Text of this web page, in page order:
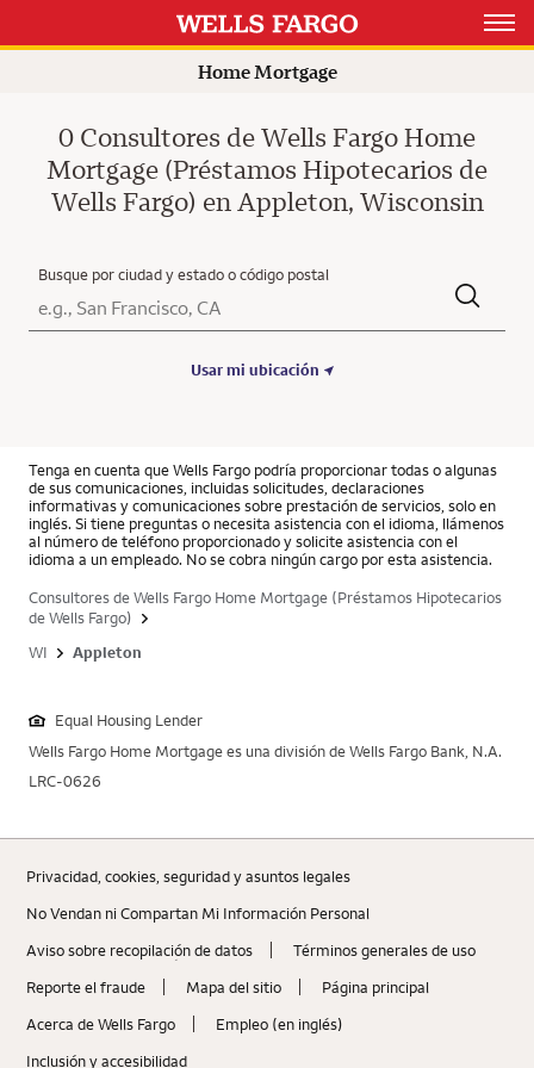
Open
Home Mortgage
0 Consultores de Wells Fargo Home
Mortgage (Préstamos Hipotecarios de
Wells Fargo) en Appleton, Wisconsin
Busque por ciudad y estado o código postal
Ciudad, Estado/Provincia, Código postal o Ciudad y País
Submit a search.
Usar mi ubicación
Tenga en cuenta que Wells Fargo podría proporcionar todas o algunas
de sus comunicaciones, incluidas solicitudes, declaraciones
informativas y comunicaciones sobre prestación de servicios, solo en
inglés. Si tiene preguntas o necesita asistencia con el idioma, llámenos
al número de teléfono proporcionado y solicite asistencia con el
idioma a un empleado. No se cobra ningún cargo por esta asistencia.
Consultores de Wells Fargo Home Mortgage (Préstamos Hipotecarios
de Wells Fargo)
WI
Appleton
Equal Housing Lender
Wells Fargo Home Mortgage es una división de Wells Fargo Bank, N.A.
LRC-0626
Privacidad, cookies, seguridad y asuntos legales
No Vendan ni Compartan Mi Información Personal
Aviso sobre recopilaciؚón de datos
Términos generales de uso
Reporte el fraude
Mapa del sitio
Página principal
Acerca de Wells Fargo
Empleo (en inglés)
Inclusión y accesibilidad